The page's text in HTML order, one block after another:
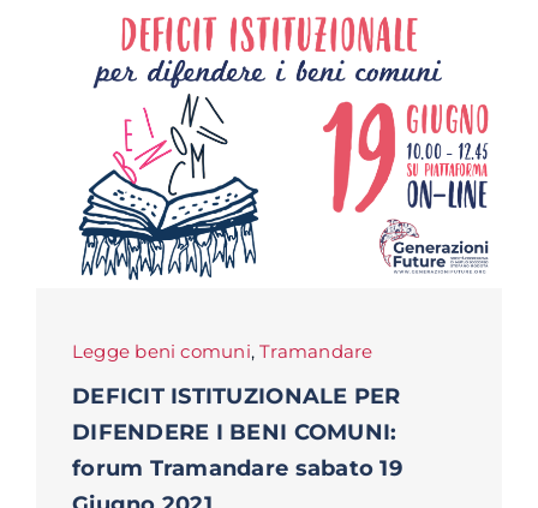
CONTATTI
Legge beni comuni,Tramandare
DEFICIT ISTITUZIONALE PER
DIFENDERE I BENI COMUNI:
forum Tramandare sabato 19